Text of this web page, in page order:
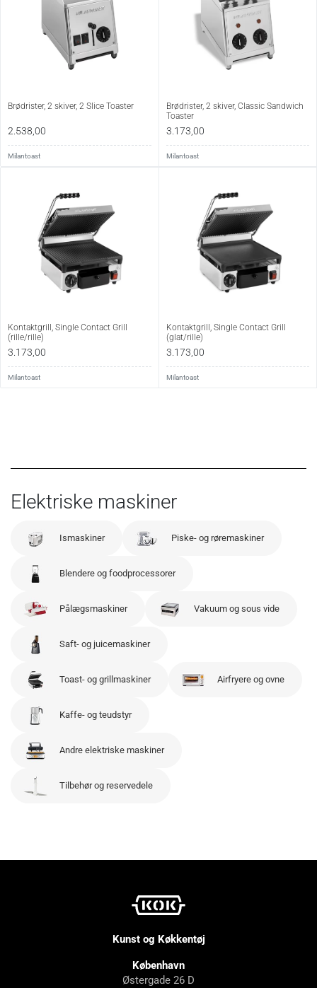
Brødrister, 2 skiver, 2 Slice Toaster
2.538,00
Milantoast
Brødrister, 2 skiver, Classic Sandwich
Toaster
3.173,00
Milantoast
Kontaktgrill, Single Contact Grill
(rille/rille)
3.173,00
Milantoast
Kontaktgrill, Single Contact Grill
(glat/rille)
3.173,00
Milantoast
Elektriske maskiner
Ismaskiner Piske- og røremaskiner
Blendere og foodprocessorer
Pålægsmaskiner Vakuum og sous vide
Saft- og juicemaskiner
Toast- og grillmaskiner Airfryere og ovne
Kaffe- og teudstyr
Andre elektriske maskiner
Tilbehør og reservedele
Kunst og Køkkentøj
København
Østergade 26 D